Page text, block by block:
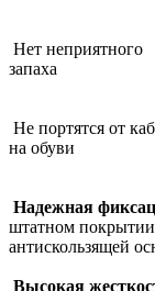
Нет неприятного
запаха
Не портятся от
на обуви
Надежная
штатном покрытии
антискользящей
Высокая